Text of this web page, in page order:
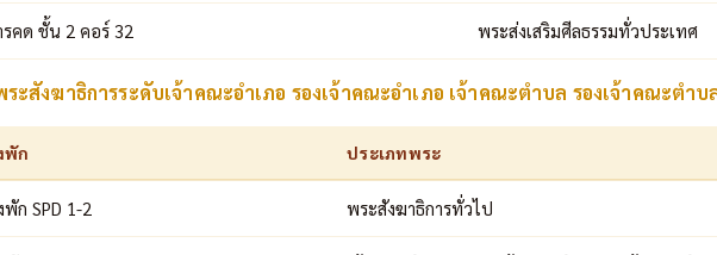
คด ชั้น 2 คอร์ 32 พระส่งเสริมศีลธรรมทั่วประเทศ
ระสังฆาธิการระดับเจ้าคณะอำเภอ รองเจ้าคณะอำเภอ เจ้าคณะตำบล รองเจ้าคณะตำบ
พัก ประเภทพระ
ก SPD 1-2 พระสังฆาธิการทั่วไป